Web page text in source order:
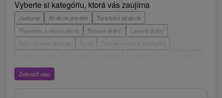
Vyberte si kategóriu, ktorá vás zaujíma
Jaskyne Atrakcie pre deti
Turistické atrakcie
Planetária a observatória
Bobové dráhy
Lanové dráhy
Adrenalinové atrakcie
Detské centrá a mestečká
ZOO a zvieracie farmy
Hrady, zámky, zrúcaniny
Zobraziť viac